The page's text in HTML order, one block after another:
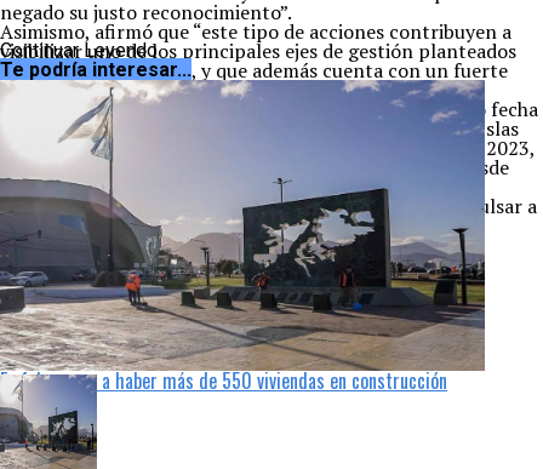
negado su justo reconocimiento”.
Asimismo, afirmó que “este tipo de acciones contribuyen a
visibilizar uno de los principales ejes de gestión planteados
por nuestro Gobierno, y que además cuenta con un fuerte
apoyo por parte de toda la sociedad fueguina”.
El Decreto 2688/21 estableció el lunes 3 de enero como fecha
de inicio de las actividades alusivas a la Cuestión de las Islas
Malvinas y el cierre de las mismas para el 3 de enero de 2023,
en alusión a que en esa fecha se cumplirán 190 años desde
que el Reino Unido de Gran Bretaña e Irlanda del Norte
iniciara la usurpación de nuestras Islas Malvinas al expulsar a
las autoridades y población argentina allí establecidas.
FUENTE: EL DIARIO DEL FIN DEL MUNDO
Temas relacionados:homenajemalvinasmelella
Siguente
Se amplía el horario para realizar hisopados en Ushuaia
Anterior
En febrero va a haber más de 550 viviendas en construcción
Continuar Leyendo
Te podría interesar...